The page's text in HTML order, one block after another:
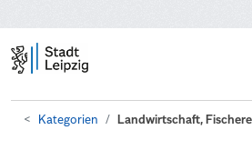
Kategorien Landwirtschaft,